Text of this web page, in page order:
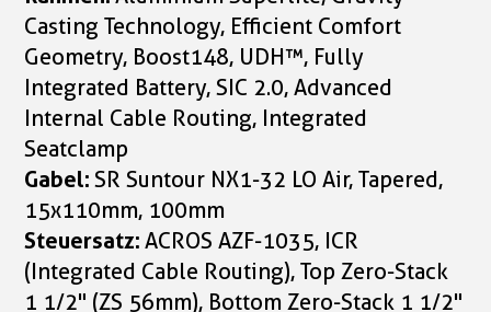
Casting Technology, Efficient Comfort
Geometry, Boost148, UDH™, Fully
Integrated Battery, SIC 2.0, Advanced
Internal Cable Routing, Integrated
Seatclamp
Gabel:SR Suntour NX1-32 LO Air, Tapered,
15x110mm, 100mm
Steuersatz:ACROS AZF-1035, ICR
(Integrated Cable Routing), Top Zero-Stack
1 1/2" (ZS 56mm), Bottom Zero-Stack 1 1/2"